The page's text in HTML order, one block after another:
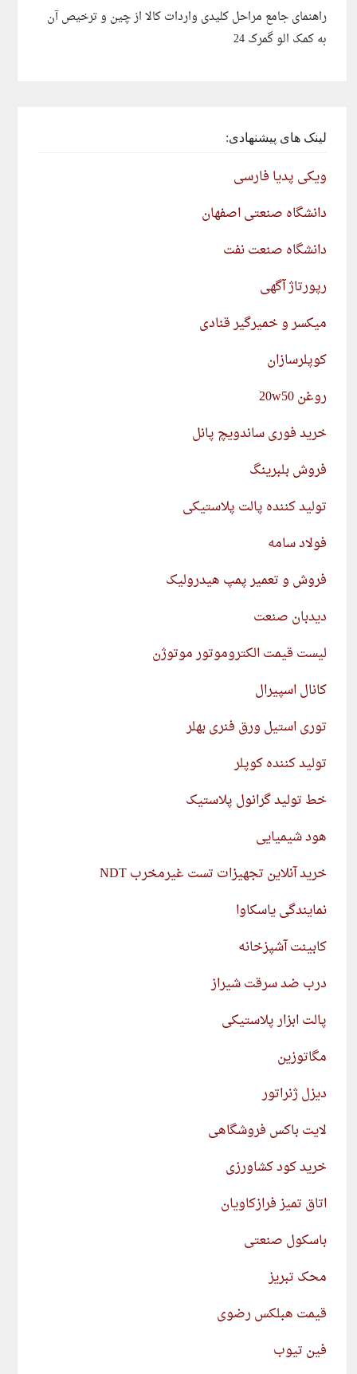
راهنمای جامع مراحل کلیدی واردات کالا از چین و ترخیص آن
به کمک الو گمرک 24
لینک های پیشنهادی:
ویکی پدیا فارسی
دانشگاه صنعتی اصفهان
دانشگاه صنعت نفت
رپورتاژ آگهی
میکسر و خمیرگیر قنادی
کوپلرسازان
روغن 20w50
خرید فوری ساندویچ پانل
فروش بلبرینگ
تولید کننده پالت پلاستیکی
فولاد سامه
فروش و تعمیر پمپ هیدرولیک
دیدبان صنعت
لیست قیمت الکتروموتور موتوژن
کانال اسپیرال
توری استیل ورق فنری بهلر
تولید کننده کوپلر
خط تولید گرانول پلاستیک
هود شیمیایی
خرید آنلاین تجهیزات تست غیرمخرب NDT
نمایندگی یاسکاوا
کابینت آشپزخانه
درب ضد سرقت شیراز
پالت ابزار پلاستیکی
مگاتوزین
دیزل ژنراتور
لایت باکس فروشگاهی
خرید کود کشاورزی
اتاق تمیز فرازکاویان
باسکول صنعتی
محک تبریز
قیمت هبلکس رضوی
فین تیوب